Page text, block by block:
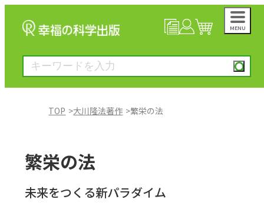
MENU
TOP 大川隆法著作 繁栄の法
繁栄の法
未来をつくる新パラダイム